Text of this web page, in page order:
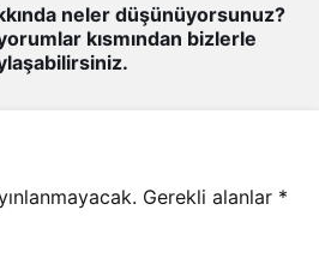
neler düşünüyorsunuz?
kısmından bizlerle
Gerekli alanlar *